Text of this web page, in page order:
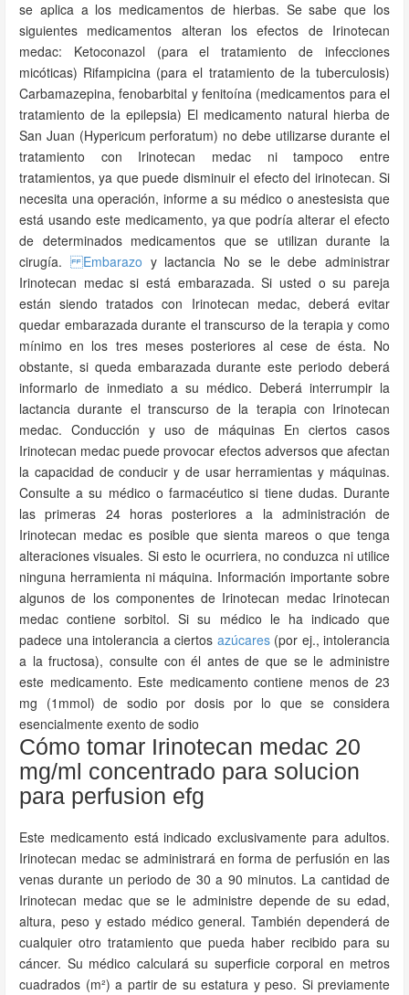
se aplica a los medicamentos de hierbas. Se sabe que los
siguientes medicamentos alteran los efectos de Irinotecan
medac: Ketoconazol (para el tratamiento de infecciones
micóticas) Rifampicina (para el tratamiento de la tuberculosis)
Carbamazepina, fenobarbital y fenitoína (medicamentos para el
tratamiento de la epilepsia) El medicamento natural hierba de
San Juan (Hypericum perforatum) no debe utilizarse durante el
tratamiento con Irinotecan medac ni tampoco entre
tratamientos, ya que puede disminuir el efecto del irinotecan. Si
necesita una operación, informe a su médico o anestesista que
está usando este medicamento, ya que podría alterar el efecto
de determinados medicamentos que se utilizan durante la
cirugía. Embarazo y lactancia No se le debe administrar
Irinotecan medac si está embarazada. Si usted o su pareja
están siendo tratados con Irinotecan medac, deberá evitar
quedar embarazada durante el transcurso de la terapia y como
mínimo en los tres meses posteriores al cese de ésta. No
obstante, si queda embarazada durante este periodo deberá
informarlo de inmediato a su médico. Deberá interrumpir la
lactancia durante el transcurso de la terapia con Irinotecan
medac. Conducción y uso de máquinas En ciertos casos
Irinotecan medac puede provocar efectos adversos que afectan
la capacidad de conducir y de usar herramientas y máquinas.
Consulte a su médico o farmacéutico si tiene dudas. Durante
las primeras 24 horas posteriores a la administración de
Irinotecan medac es posible que sienta mareos o que tenga
alteraciones visuales. Si esto le ocurriera, no conduzca ni utilice
ninguna herramienta ni máquina. Información importante sobre
algunos de los componentes de Irinotecan medac Irinotecan
medac contiene sorbitol. Si su médico le ha indicado que
padece una intolerancia a ciertos azúcares(por ej., intolerancia
a la fructosa), consulte con él antes de que se le administre
este medicamento. Este medicamento contiene menos de 23
mg (1mmol) de sodio por dosis por lo que se considera
esencialmente exento de sodio
Cómo tomar Irinotecan medac 20
mg/ml concentrado para solucion
para perfusion efg
Este medicamento está indicado exclusivamente para adultos.
Irinotecan medac se administrará en forma de perfusión en las
venas durante un periodo de 30 a 90 minutos. La cantidad de
Irinotecan medac que se le administre depende de su edad,
altura, peso y estado médico general. También dependerá de
cualquier otro tratamiento que pueda haber recibido para su
cáncer. Su médico calculará su superficie corporal en metros
cuadrados (m²) a partir de su estatura y peso. Si previamente